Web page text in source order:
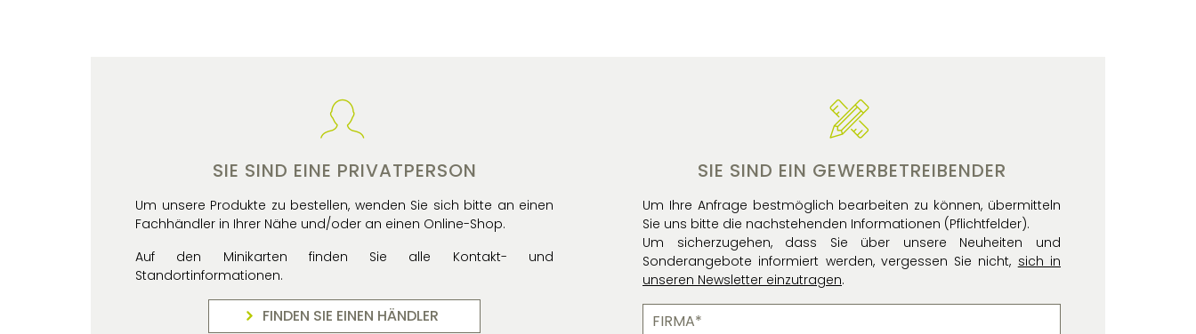
SIE SIND EINE PRIVATPERSON
Um unsere Produkte zu bestellen, wenden Sie sich bitte an einen
Fachhändler in Ihrer Nähe und/oder an einen Online-Shop.
Auf den Minikarten finden Sie alle Kontakt- und
Standortinformationen.
FINDEN SIE EINEN HÄNDLER
SIE SIND EIN GEWERBETREIBENDER
Um Ihre Anfrage bestmöglich bearbeiten zu können, übermitteln
Sie uns bitte die nachstehenden Informationen (Pflichtfelder).
Um sicherzugehen, dass Sie über unsere Neuheiten und
Sonderangebote informiert werden, vergessen Sie nicht, sich in
unseren Newsletter einzutragen.
FIRMA